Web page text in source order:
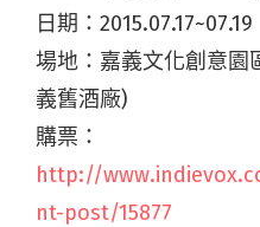
日期：2015.07.17~07.19
場地：嘉義文化創意園
義舊酒廠)
購票：
http://
nt-post/15877